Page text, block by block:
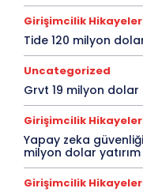
Girişimcilik
Tide 120 milyon
Uncategorized
Grvt 19 milyon dolar
Girişimcilik
Yapay zeka
milyon dolar yatırım
Girişimcilik